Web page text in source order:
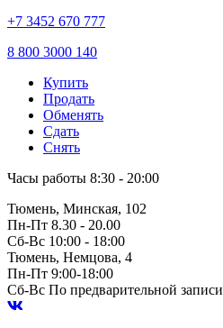
+7 3452 670 777
8 800 3000 140
Купить
Продать
Обменять
Сдать
Снять
Часы работы 8:30 - 20:00
Тюмень, Минская, 102
Пн-Пт 8.30 - 20.00
Сб-Вс 10:00 - 18:00
Тюмень, Немцова, 4
Пн-Пт 9:00-18:00
Сб-Вс По предварительной записи